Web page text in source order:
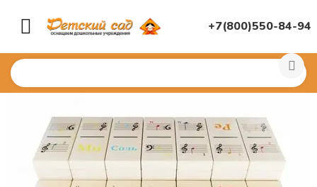
+7(800)550-84-94
Главная Настольные игры